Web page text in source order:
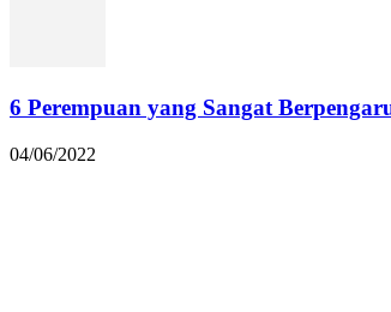
6 Perempuan yang Sangat
04/06/2022